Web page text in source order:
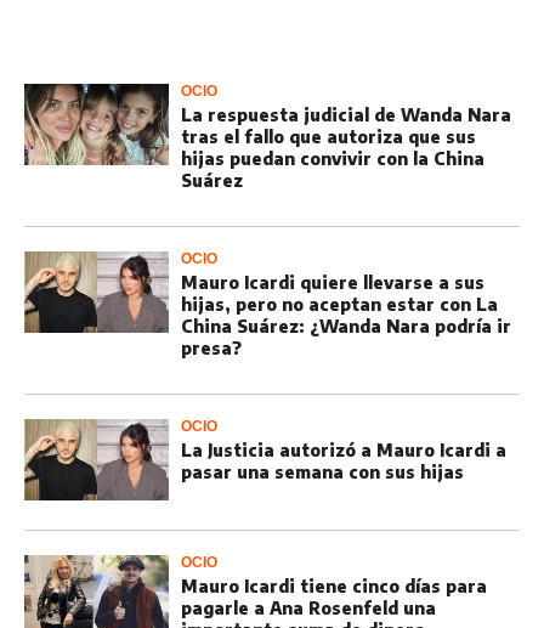
OCIO
La respuesta judicial de Wanda Nara
tras el fallo que autoriza que sus
hijas puedan convivir con la China
Suárez
OCIO
Mauro Icardi quiere llevarse a sus
hijas, pero no aceptan estar con La
China Suárez: ¿Wanda Nara podría ir
presa?
OCIO
La Justicia autorizó a Mauro Icardi a
pasar una semana con sus hijas
OCIO
Mauro Icardi tiene cinco días para
pagarle a Ana Rosenfeld una